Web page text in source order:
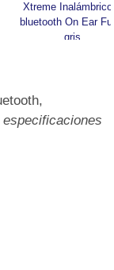
Xtreme
bluetooth On Ear
gris
especificaciones